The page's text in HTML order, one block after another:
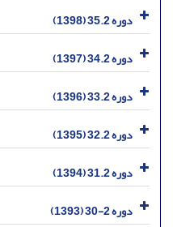
دوره 35.2 (1398)
دوره 34.2 (1397)
دوره 33.2 (1396)
دوره 32.2 (1395)
دوره 31.2 (1394)
دوره 2-30 (1393)